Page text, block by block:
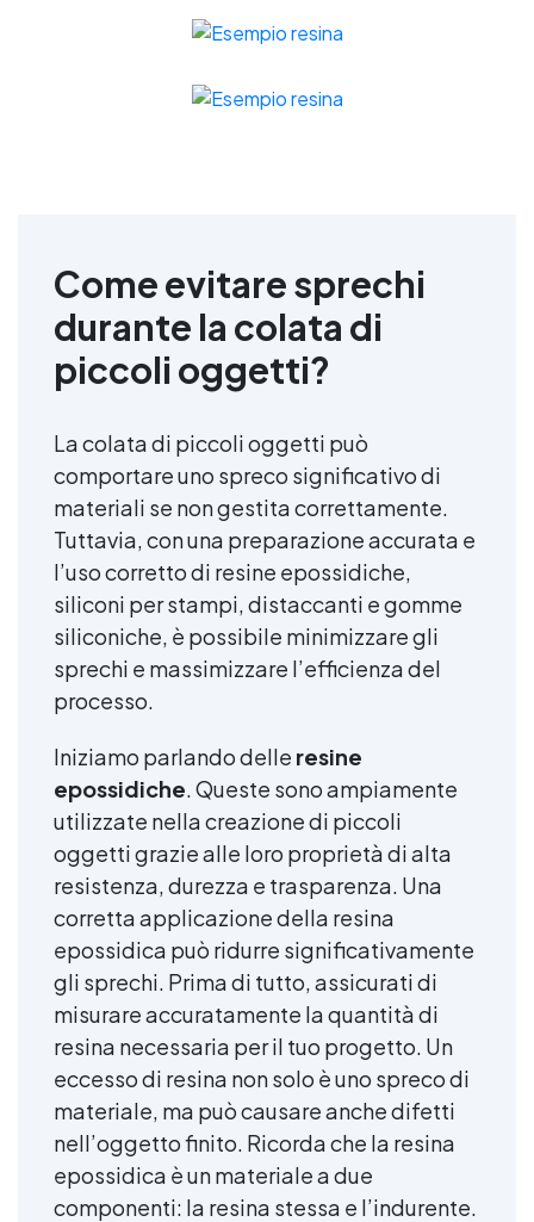
Come evitare sprechi
durante la colata di
piccoli oggetti?
La colata di piccoli oggetti può
comportare uno spreco significativo di
materiali se non gestita correttamente.
Tuttavia, con una preparazione accurata e
l’uso corretto di resine epossidiche,
siliconi per stampi, distaccanti e gomme
siliconiche, è possibile minimizzare gli
sprechi e massimizzare l’efficienza del
processo.
Iniziamo parlando delle resine
epossidiche. Queste sono ampiamente
utilizzate nella creazione di piccoli
oggetti grazie alle loro proprietà di alta
resistenza, durezza e trasparenza. Una
corretta applicazione della resina
epossidica può ridurre significativamente
gli sprechi. Prima di tutto, assicurati di
misurare accuratamente la quantità di
resina necessaria per il tuo progetto. Un
eccesso di resina non solo è uno spreco di
materiale, ma può causare anche difetti
nell’oggetto finito. Ricorda che la resina
epossidica è un materiale a due
componenti: la resina stessa e l’indurente.